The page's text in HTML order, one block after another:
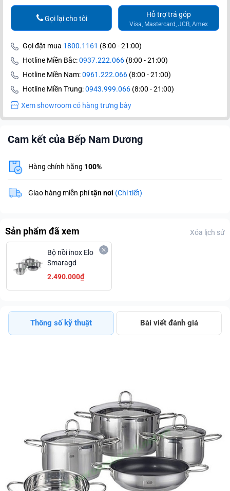
Hỗ trợ trả góp
Visa, Mastercard, JCB, Amex
Gọi lại cho tôi
Gọi đặt mua 1800.1161 (8:00 - 21:00)
Hotline Miền Bắc:0937.222.066 (8:00 - 21:00)
Hotline Miền Nam:0961.222.066 (8:00 - 21:00)
Hotline Miền Trung:0943.999.066 (8:00 - 21:00)
Xem showroom có hàng trưng bày
Cam kết của Bếp Nam Dương
Hàng chính hãng 100%
Giao hàng miễn phítận nơi (Chi tiết)
Sản phẩm đã xem Xóa lịch sử
Bộ nồi inox Elo
Smaragd
2.490.000₫
Thông số kỹ thuật Bài viết đánh giá